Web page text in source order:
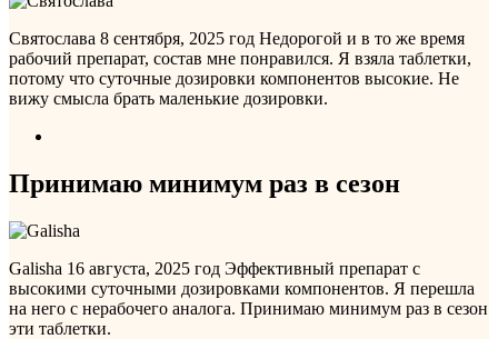
Святослава 8 сентября, 2025 год Недорогой и в то же время
рабочий препарат, состав мне понравился. Я взяла таблетки,
потому что суточные дозировки компонентов высокие. Не
вижу смысла брать маленькие дозировки.
Принимаю минимум раз в сезон
Galisha 16 августа, 2025 год Эффективный препарат с
высокими суточными дозировками компонентов. Я перешла
на него с нерабочего аналога. Принимаю минимум раз в сезон
эти таблетки.